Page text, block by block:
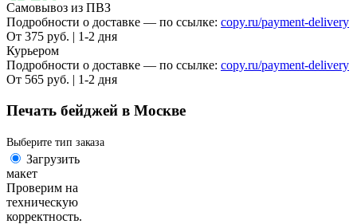
Самовывоз из ПВЗ
Подробности о доставке — по ссылке: copy.ru/payment-delivery
От 375 руб. | 1-2 дня
Курьером
Подробности о доставке — по ссылке: copy.ru/payment-delivery
От 565 руб. | 1-2 дня
Печать бейджей в Москве
Выберите тип заказа
Загрузить
макет
Проверим на
техническую
корректность.